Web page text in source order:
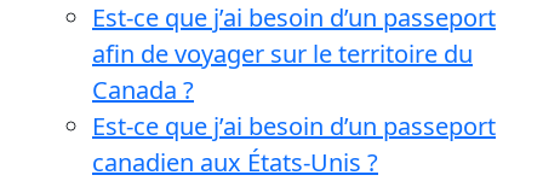
Est-ce que j’ai besoin d’un passeport
afin de voyager sur le territoire du
Canada ?
Est-ce que j’ai besoin d’un passeport
canadien aux États-Unis ?